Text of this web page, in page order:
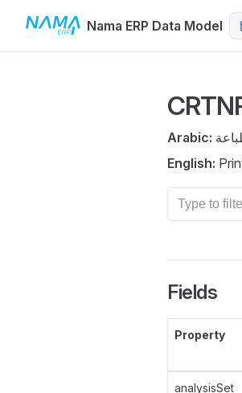
Skip to contentNama ERP Data Model
Arabic:
English:
Fields
Property
analysisSet